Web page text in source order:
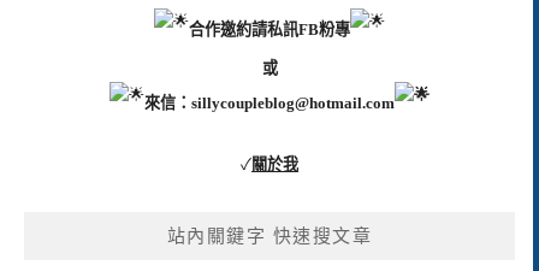
合作邀約請私訊FB粉專
或
來信： sillycoupleblog@hotmail.com
✓關於我
站內關鍵字 快速搜文章